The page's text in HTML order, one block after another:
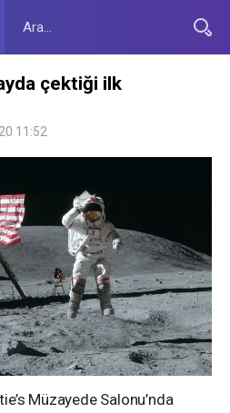
çektiği ilk
11:52
Müzayede Salonu’nda